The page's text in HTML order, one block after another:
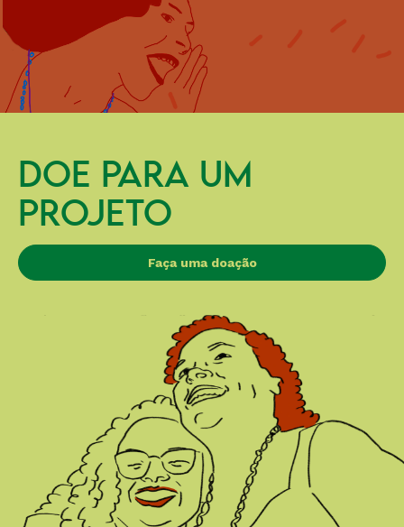
DOE PARA UM
PROJETO
Faça uma doação